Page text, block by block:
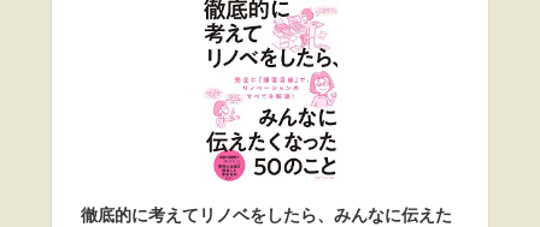
徹底的に考えてリノベをしたら、みんなに伝えた